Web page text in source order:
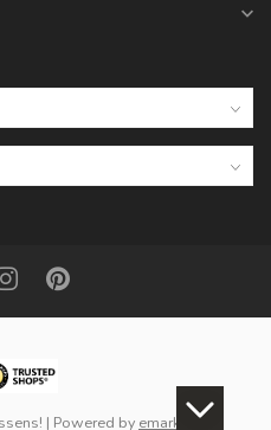
| Powered by emarkable